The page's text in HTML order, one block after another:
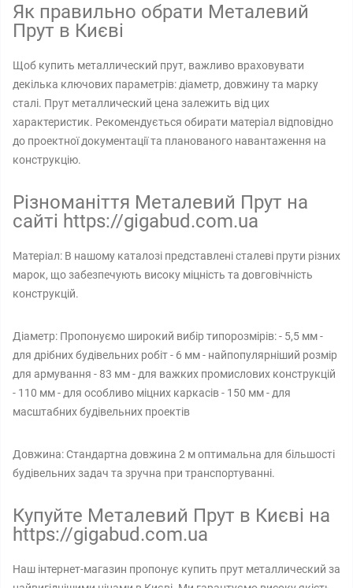
Як правильно обрати Металевий
Прут в Києві
Щоб купить металлический прут, важливо враховувати
декілька ключових параметрів: діаметр, довжину та марку
сталі. Прут металлический цена залежить від цих
характеристик. Рекомендується обирати матеріал відповідно
до проектної документації та планованого навантаження на
конструкцію.
Різноманіття Металевий Прут на
сайті https://gigabud.com.ua
Матеріал: В нашому каталозі представлені сталеві прути різних
марок, що забезпечують високу міцність та довговічність
конструкцій.
Діаметр: Пропонуємо широкий вибір типорозмірів: - 5,5 мм -
для дрібних будівельних робіт - 6 мм - найпопулярніший розмір
для армування - 83 мм - для важких промислових конструкцій
- 110 мм - для особливо міцних каркасів - 150 мм - для
масштабних будівельних проектів
Довжина: Стандартна довжина 2 м оптимальна для більшості
будівельних задач та зручна при транспортуванні.
Купуйте Металевий Прут в Києві на
https://gigabud.com.ua
Наш інтернет-магазин пропонує купить прут металлический за